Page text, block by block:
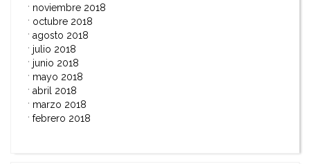
noviembre 2018
octubre 2018
agosto 2018
julio 2018
junio 2018
mayo 2018
abril 2018
marzo 2018
febrero 2018